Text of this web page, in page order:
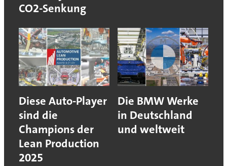
CO2-Senkung
Diese Auto-Player
sind die
Champions der
Lean Production
2025
Die BMW Werke
in Deutschland
und weltweit